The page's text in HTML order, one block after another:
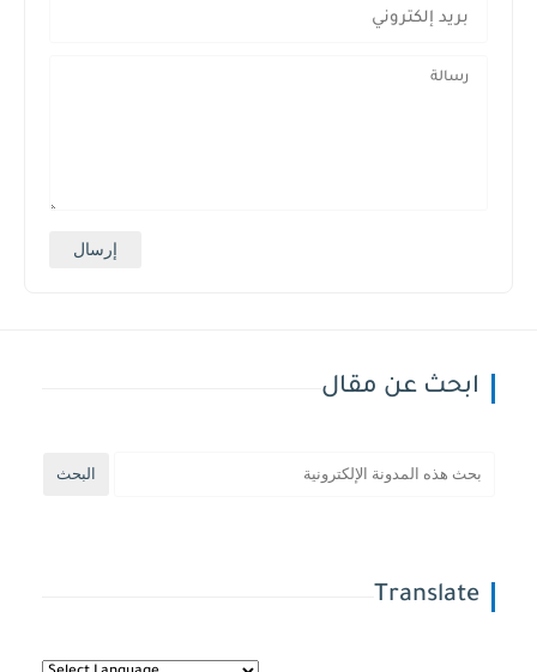
ابحث عن مقال
Translate